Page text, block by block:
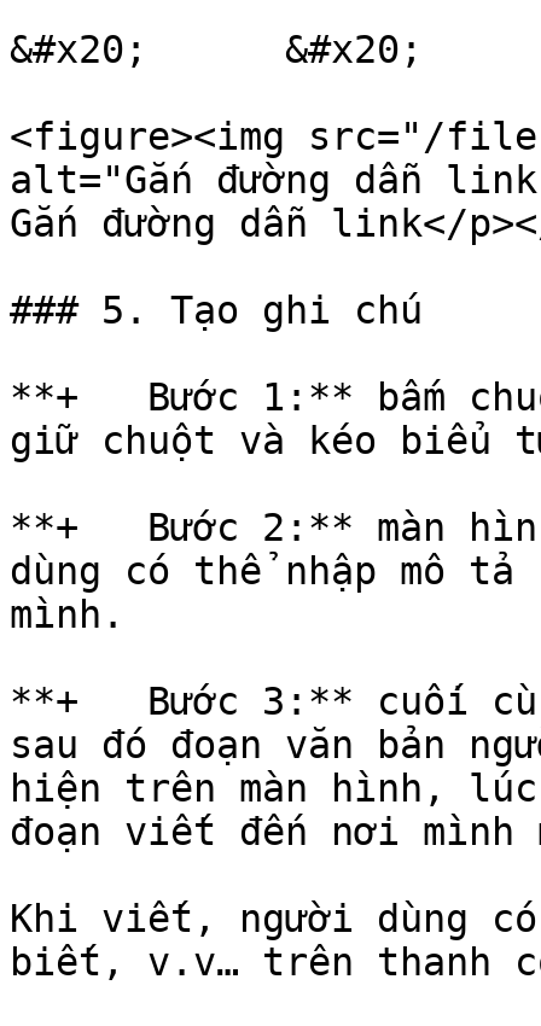
&#x20;      &#x20;
<figure><img src="/files/
alt="Gắn đường dẫn
Gắn đường dẫn link</
### 5. Tạo ghi chú
**+   Bước 1:** bấm
giữ chuột và kéo biểu
**+   Bước 2:** màn
dùng có thể nhập mô tả
mình.
**+   Bước 3:** cuối
sau đó đoạn văn bản
hiện trên màn hình,
đoạn viết đến nơi mình
Khi viết, người dùng
biết, v.v… trên thanh